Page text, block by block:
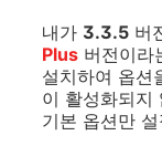
내가 3.3.5 버
Plus 버전이라
설치하여 옵션
이 활성화되지
기본 옵션만